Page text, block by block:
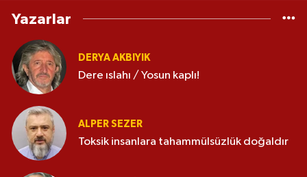
Yazarlar
DERYA AKBIYIK
Dere ıslahı / Yosun kaplı!
ALPER SEZER
Toksik insanlara tahammülsüzlük doğaldır